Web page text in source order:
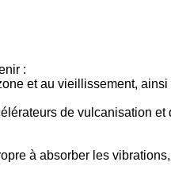
:
et au vieillissement,
de vulcanisation et
à absorber les